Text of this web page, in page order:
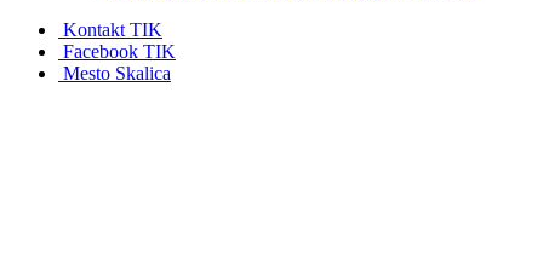
Kontakt TIK
Facebook TIK
Mesto Skalica